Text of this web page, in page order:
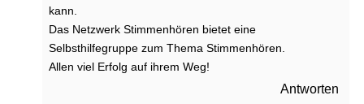
kann.
Das Netzwerk Stimmenhören bietet eine
Selbsthilfegruppe zum Thema Stimmenhören.
Allen viel Erfolg auf ihrem Weg!
Antworten
a
b
n
O